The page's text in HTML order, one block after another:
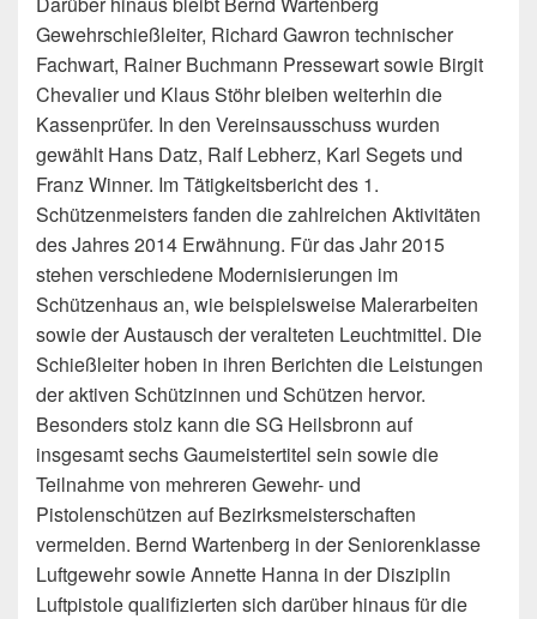
Gewehrschießleiter, Richard Gawron technischer
Fachwart, Rainer Buchmann Pressewart sowie Birgit
Chevalier und Klaus Stöhr bleiben weiterhin die
Kassenprüfer. In den Vereinsausschuss wurden
gewählt Hans Datz, Ralf Lebherz, Karl Segets und
Franz Winner. Im Tätigkeitsbericht des 1.
Schützenmeisters fanden die zahlreichen Aktivitäten
des Jahres 2014 Erwähnung. Für das Jahr 2015
stehen verschiedene Modernisierungen im
Schützenhaus an, wie beispielsweise Malerarbeiten
sowie der Austausch der veralteten Leuchtmittel. Die
Schießleiter hoben in ihren Berichten die Leistungen
der aktiven Schützinnen und Schützen hervor.
Besonders stolz kann die SG Heilsbronn auf
insgesamt sechs Gaumeistertitel sein sowie die
Teilnahme von mehreren Gewehr- und
Pistolenschützen auf Bezirksmeisterschaften
vermelden. Bernd Wartenberg in der Seniorenklasse
Luftgewehr sowie Annette Hanna in der Disziplin
Luftpistole qualifizierten sich darüber hinaus für die